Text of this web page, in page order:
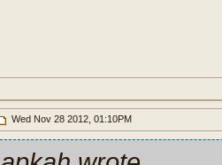
Wed Nov 28 2012, 01:10PM